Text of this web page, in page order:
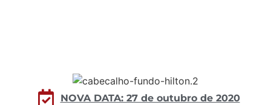
NOVA DATA: 27 de outubro de 2020